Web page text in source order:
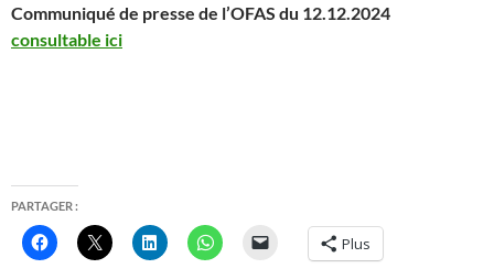
Communiqué de presse de l’OFAS du 12.12.2024
consultable ici
PARTAGER :
Plus